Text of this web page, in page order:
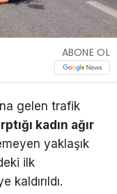
ABONE OL
gelen trafik
kadın ağır
yaklaşık
ilk
kaldırıldı.